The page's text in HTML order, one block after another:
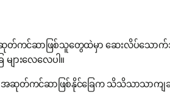
တ်ကင်ဆာဖြစ်သူတွေထဲမှာ ဆေးလိပ်သော
ားလေလေပါ။
တ်ကင်ဆာဖြစ်နိုင်ခြေက သိသိသာသာကျ